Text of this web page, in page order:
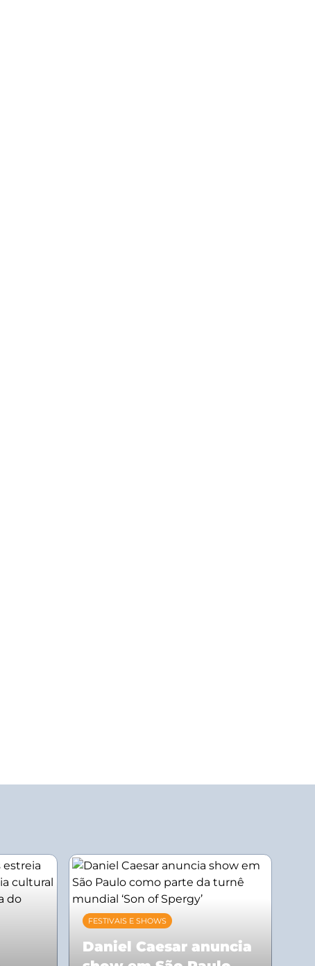
FESTIVAIS E SHOWS
Daniel Caesar anuncia